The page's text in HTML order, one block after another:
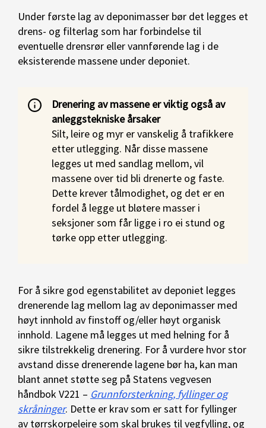
Under første lag av deponimasser bør det legges et
drens- og filterlag som har forbindelse til
eventuelle drensrør eller vannførende lag i de
eksisterende massene under deponiet.
Drenering av massene er viktig også av
anleggstekniske årsaker
Silt, leire og myr er vanskelig å trafikkere
etter utlegging. Når disse massene
legges ut med sandlag mellom, vil
massene over tid bli drenerte og faste.
Dette krever tålmodighet, og det er en
fordel å legge ut bløtere masser i
seksjoner som får ligge i ro ei stund og
tørke opp etter utlegging.
For å sikre god egenstabilitet av deponiet legges
drenerende lag mellom lag av deponimasser med
høyt innhold av finstoff og/eller høyt organisk
innhold. Lagene må legges ut med helning for å
sikre tilstrekkelig drenering. For å vurdere hvor stor
avstand disse drenerende lagene bør ha, kan man
blant annet støtte seg på Statens vegvesen
håndbok V221 – Grunnforsterkning, fyllinger og
skråninger. Dette er krav som er satt for fyllinger
av tørrskorpeleire som skal brukes til vegfylling, og